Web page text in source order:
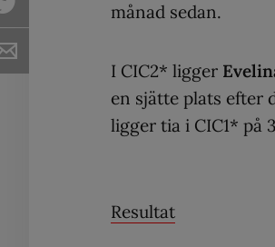
månad sedan.
I CIC2* ligger
en sjätte plats efter
ligger tia i CIC1* på
Resultat